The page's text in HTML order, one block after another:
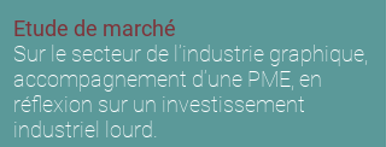
Etude de marché
Sur le secteur de l’industrie graphique,
accompagnement d’une PME, en
réflexion sur un investissement
industriel lourd.